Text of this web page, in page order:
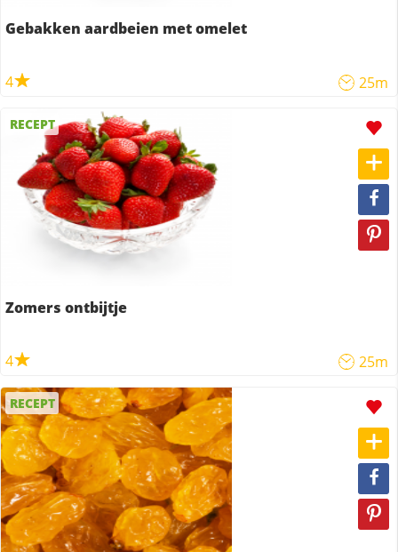
Gebakken aardbeien met omelet
4 25m
RECEPT
Zomers ontbijtje
4 25m
RECEPT